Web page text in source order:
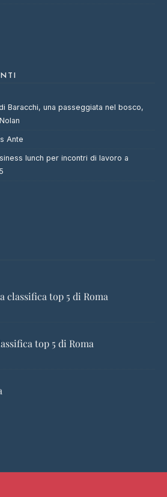
Baracchi, una passeggiata nel bosco,
Ante
lunch per incontri di lavoro a
classifica top 5 di Roma
top 5 di Roma